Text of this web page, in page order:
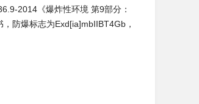
2014《爆炸性环境 第9部分：
防爆标志为Exd[ia]mbIIBT4Gb，